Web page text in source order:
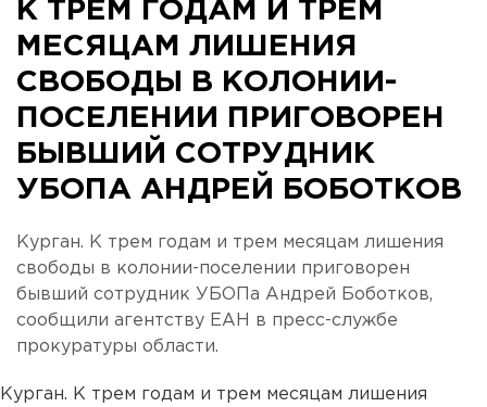
К ТРЕМ ГОДАМ И ТРЕМ
МЕСЯЦАМ ЛИШЕНИЯ
СВОБОДЫ В КОЛОНИИ-
ПОСЕЛЕНИИ ПРИГОВОРЕН
БЫВШИЙ СОТРУДНИК
УБОПА АНДРЕЙ БОБОТКОВ
Курган. К трем годам и трем месяцам лишения
свободы в колонии-поселении приговорен
бывший сотрудник УБОПа Андрей Боботков,
сообщили агентству ЕАН в пресс-службе
прокуратуры области.
Курган. К трем годам и трем месяцам лишения